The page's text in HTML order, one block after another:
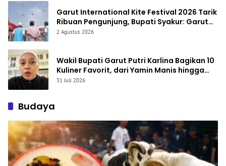
Garut International Kite Festival 2026 Tarik
Ribuan Pengunjung, Bupati Syakur: Garut
Makin Dikenal Dunia
2 Agustus 2026
Wakil Bupati Garut Putri Karlina Bagikan 10
Kuliner Favorit, dari Yamin Manis hingga
Mie Cirambay Cigedug
31 Juli 2026
Budaya